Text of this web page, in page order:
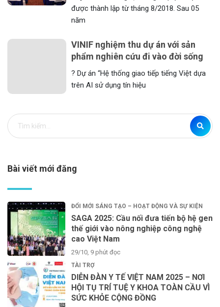
được thành lập từ tháng 8/2018. Sau 05
năm
VINIF nghiệm thu dự án với sản
phẩm nghiên cứu đi vào đời sống
? Dự án “Hệ thống giao tiếp tiếng Việt dựa
trên AI sử dụng tín hiệu
Bài viết mới đăng
ĐỔI MỚI SÁNG TẠO – HOẠT ĐỘNG VÀ SỰ KIỆN
SAGA 2025: Cầu nối đưa tiến bộ hệ gen
thế giới vào nông nghiệp công nghệ
cao Việt Nam
29/10, 9 phút đọc
TÀI TRỢ
DIỄN ĐÀN Y TẾ VIỆT NAM 2025 – NƠI
HỘI TỤ TRÍ TUỆ Y KHOA TOÀN CẦU VÌ
SỨC KHỎE CỘNG ĐỒNG